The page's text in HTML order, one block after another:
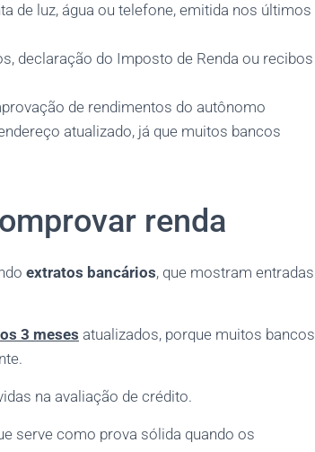
de luz, água ou telefone, emitida nos últimos
declaração do Imposto de Renda ou recibos
de rendimentos do autônomo
atualizado, já que muitos bancos
renda
extratos bancários, que mostram entradas
3 meses atualizados, porque muitos bancos
na avaliação de crédito.
serve como prova sólida quando os